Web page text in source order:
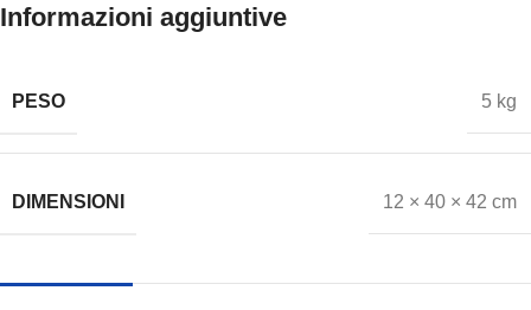
Informazioni aggiuntive
PESO 5 kg
DIMENSIONI 12 × 40 × 42 cm